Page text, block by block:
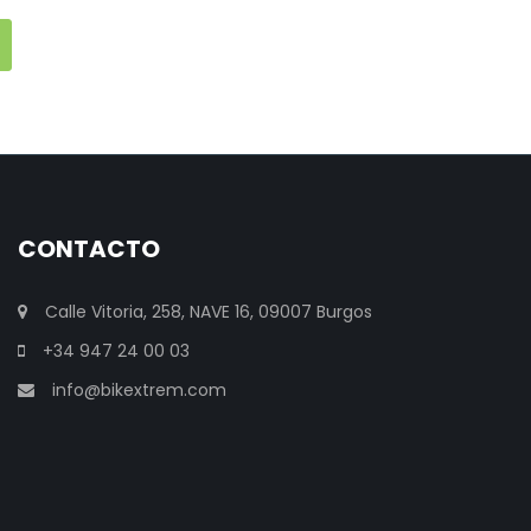
CONTACTO
Calle Vitoria, 258, NAVE 16, 09007 Burgos
+34 947 24 00 03
info@bikextrem.com